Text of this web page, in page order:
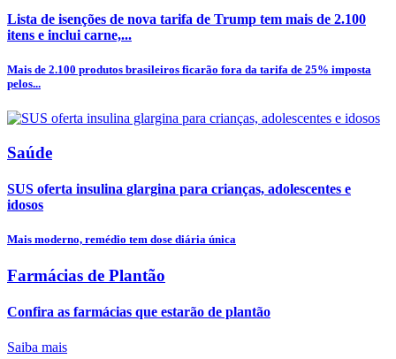
Lista de isenções de nova tarifa de Trump tem mais de 2.100
itens e inclui carne,...
Mais de 2.100 produtos brasileiros ficarão fora da tarifa de 25% imposta
pelos...
Saúde
SUS oferta insulina glargina para crianças, adolescentes e
idosos
Mais moderno, remédio tem dose diária única
Farmácias de Plantão
Confira as farmácias que estarão de plantão
Saiba mais